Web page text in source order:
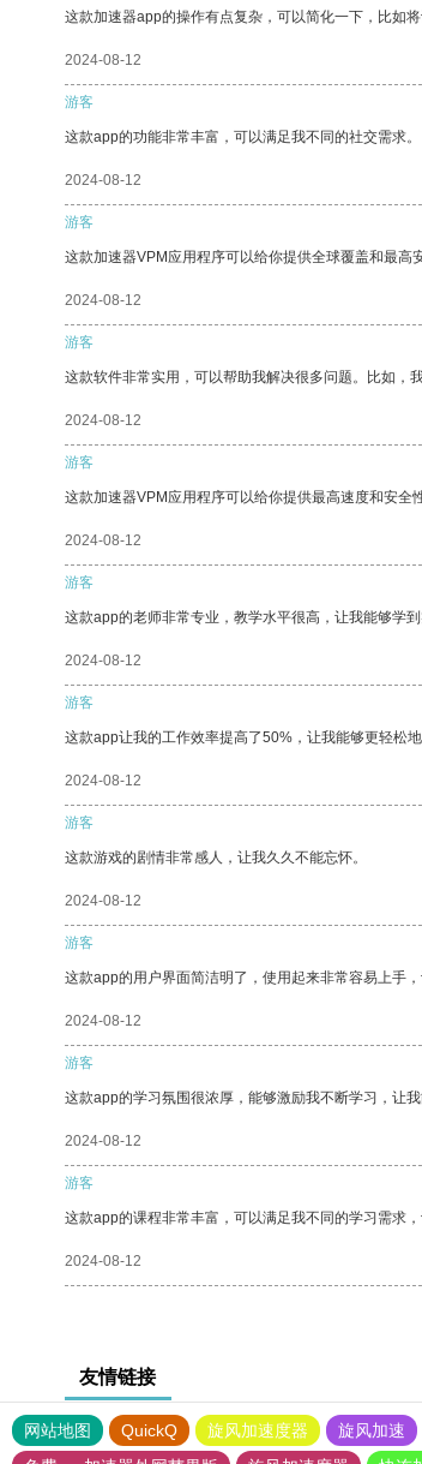
这款加速器app的操作有点复杂，可以简化一下，比如将
2024-08-12
游客
这款app的功能非常丰富，可以满足我不同的社交需求。
2024-08-12
游客
这款加速器VPM应用程序可以给你提供全球覆盖和最高
2024-08-12
游客
这款软件非常实用，可以帮助我解决很多问题。比如，
2024-08-12
游客
这款加速器VPM应用程序可以给你提供最高速度和安全
2024-08-12
游客
这款app的老师非常专业，教学水平很高，让我能够学到
2024-08-12
游客
这款app让我的工作效率提高了50%，让我能够更轻松
2024-08-12
游客
这款游戏的剧情非常感人，让我久久不能忘怀。
2024-08-12
游客
这款app的用户界面简洁明了，使用起来非常容易上手，
2024-08-12
游客
这款app的学习氛围很浓厚，能够激励我不断学习，让我
2024-08-12
游客
这款app的课程非常丰富，可以满足我不同的学习需求
2024-08-12
友情链接
网站地图 QuickQ 旋风加速度器 旋风加速